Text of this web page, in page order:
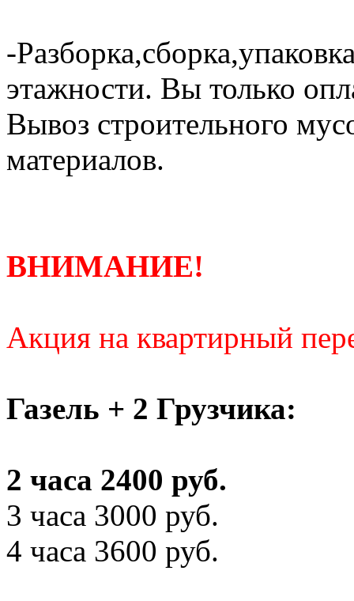
-
этажности. Вы только
Вывоз строительного
материалов.
ВНИМАНИЕ!
Акция на квартирный
Газель + 2 Грузчика:
2 часа 2400 руб.
3 часа 3000 руб.
4 часа 3600 руб.